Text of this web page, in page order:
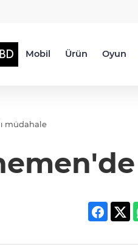
Mobil Ürün Oyun
müdahale